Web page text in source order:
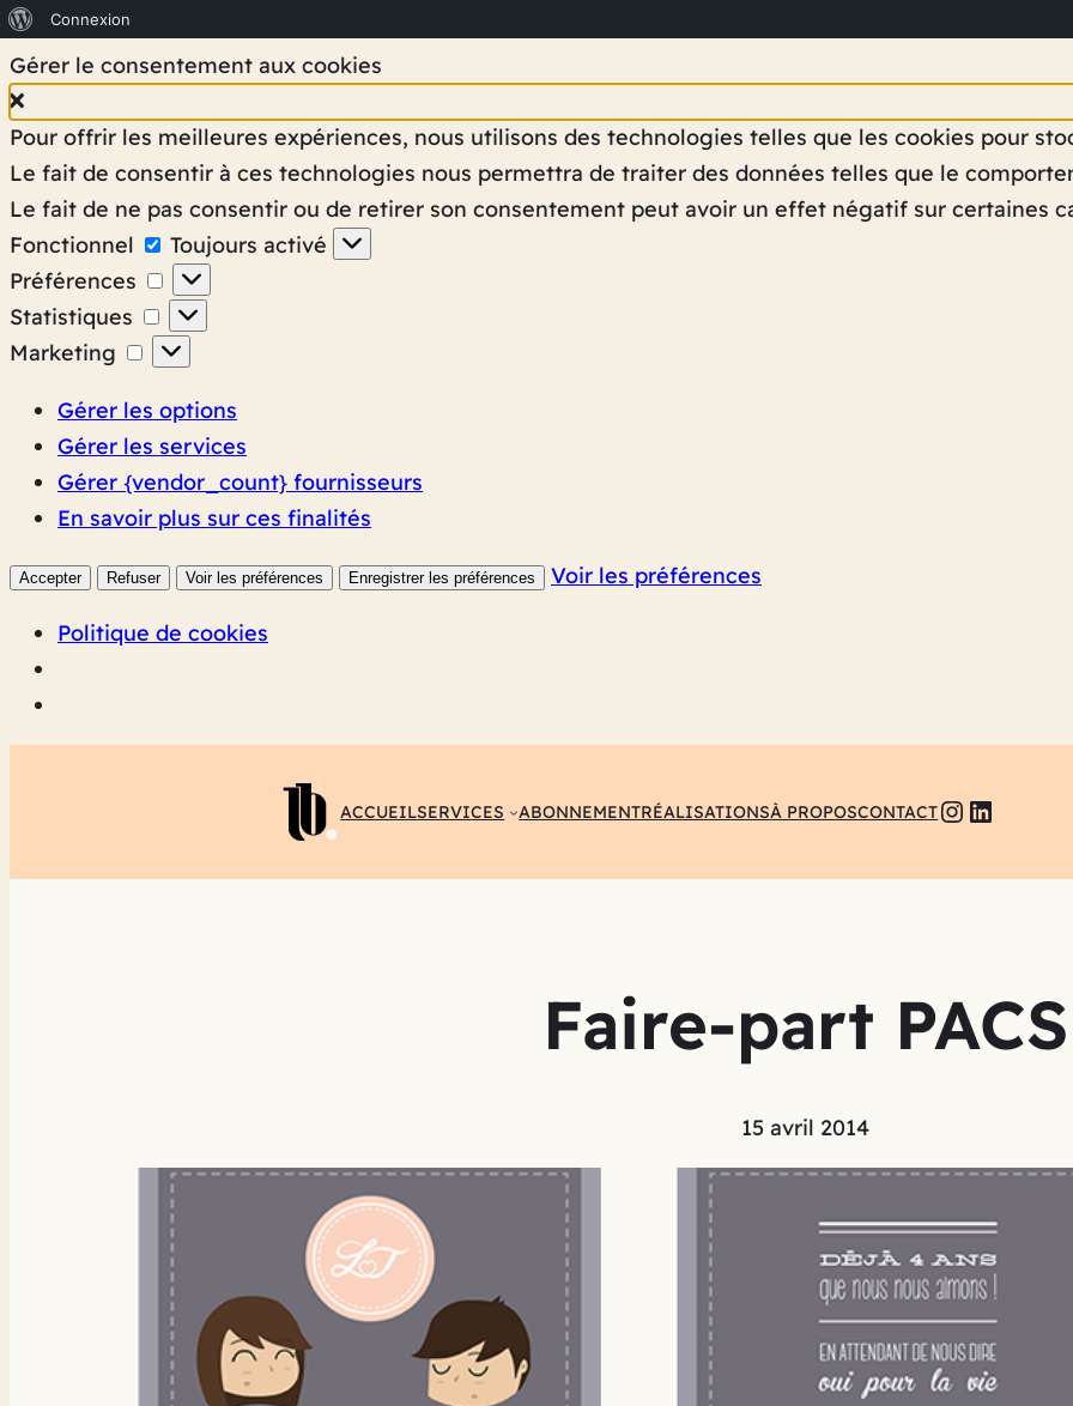
Gérer le consentement aux cookies
Pour offrir les meilleures expériences, nous utilisons des technologies telles que les cookies pour
Le fait de consentir à ces technologies nous permettra de traiter des données telles que le
Le fait de ne pas consentir ou de retirer son consentement peut avoir un effet négatif sur certaines
Fonctionnel
Fonctionnel
Toujours activé
Préférences
Préférences
Statistiques
Statistiques
Marketing
Marketing
Gérer les options
Gérer les services
Gérer {vendor_count} fournisseurs
En savoir plus sur ces finalités
Accepter Refuser Voir les préférences Enregistrer les préférences Voir les préférences
Politique de cookies
propos
WordPress
Connexion
ACCUEILSERVICES ABONNEMENTRÉALISATIONSÀ PROPOSCONTACT
Faire-part PACS
15 avril 2014